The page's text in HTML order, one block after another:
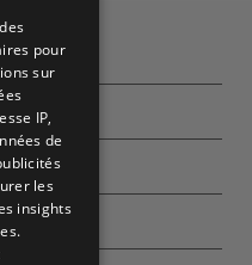
pour
sur
IP,
de
les
insights